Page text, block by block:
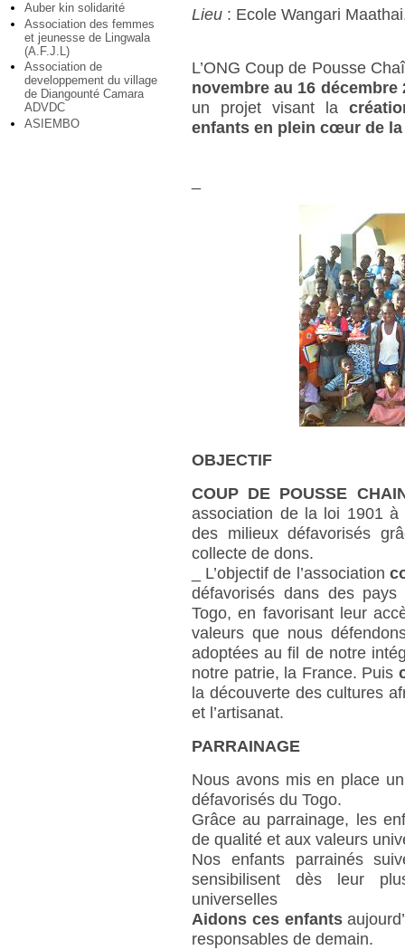
Auber kin solidarité
Association des femmes
et jeunesse de Lingwala
(A.F.J.L)
Association de
developpement du village
de Diangounté Camara
ADVDC
ASIEMBO
Lieu : Ecole Wangari
L’ONG Coup de Pousse
novembre au 16 décembre
un projet visant la
enfants en plein cœur de
OBJECTIF
COUP DE POUSSE
association de la loi 1901 à
des milieux défavorisés
collecte de dons.
_ L’objectif de l’association
défavorisés dans des
Togo, en favorisant leur
valeurs que nous
adoptées au fil de notre
notre patrie, la France. Puis
la découverte des cultures
et l’artisanat.
PARRAINAGE
Nous avons mis en place
défavorisés du Togo.
Grâce au parrainage, les
de qualité et aux valeurs
Nos enfants parrainés
sensibilisent dès leur
universelles
Aidons ces enfants
responsables de demain.